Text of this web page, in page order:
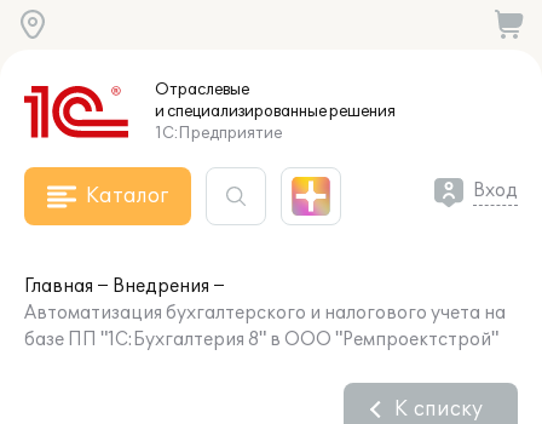
Отраслевые
и специализированныерешения
1С:Предприятие
Каталог Вход
Главная
Внедрения
Автоматизация бухгалтерского и налогового учета на
базе ПП "1С:Бухгалтерия 8" в ООО "Ремпроектстрой"
К списку